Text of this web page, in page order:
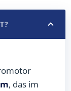
, das im